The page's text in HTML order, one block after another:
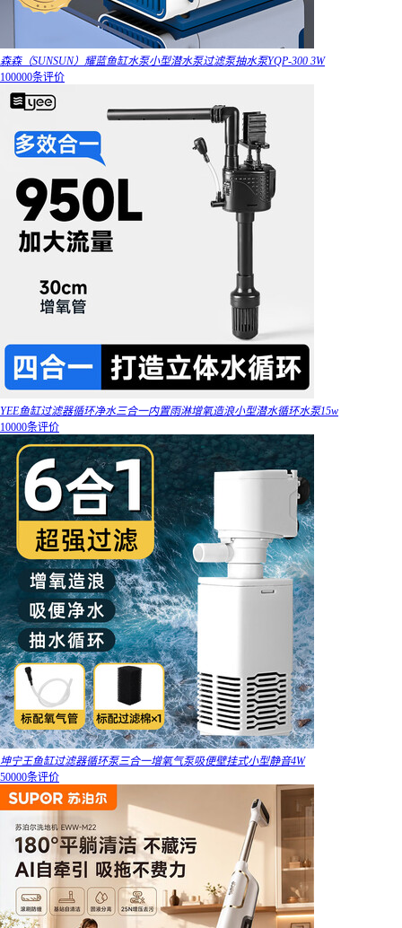
森森（SUNSUN）耀蓝鱼缸水泵小型潜水泵过滤泵抽水泵YQP-300 3W
100000条评价
YEE鱼缸过滤器循环净水三合一内置雨淋增氧造浪小型潜水循环水泵15w
10000条评价
坤宁王鱼缸过滤器循环泵三合一增氧气泵吸便壁挂式小型静音4W
50000条评价